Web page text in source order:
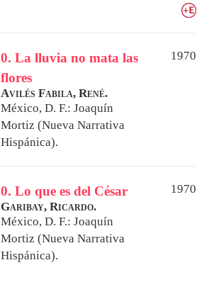
0. La lluvia no mata las
flores
1970
Avilés Fabila, René.
México, D. F.: Joaquín
Mortiz (Nueva Narrativa
Hispánica).
0. Lo que es del César
1970
Garibay, Ricardo.
México, D. F.: Joaquín
Mortiz (Nueva Narrativa
Hispánica).